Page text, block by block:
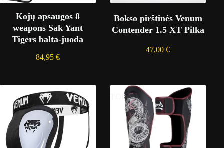
Kojų apsaugos 8
weapons Sak Yant
Tigers balta-juoda
84,95 €
Bokso pirštinės Venum
Contender 1.5 XT Pilka
47,00€
TOP